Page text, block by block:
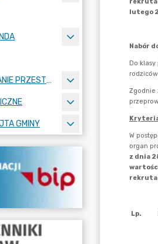
ZAGOSPODAROWANIE PRZESTRZENNE
GMINY